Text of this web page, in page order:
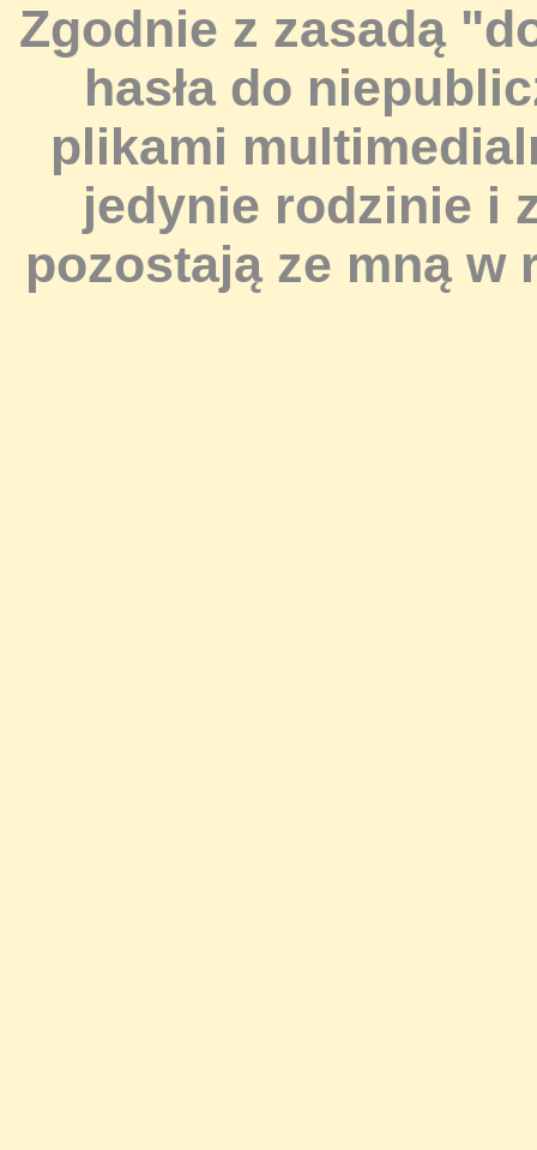
Zgodnie z zasadą
hasła do
plikami
jedynie rodzinie i
pozostają ze mną